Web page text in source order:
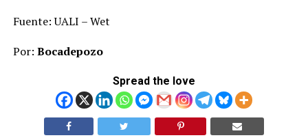
Fuente: UALI – Wet
Por: Bocadepozo
Spread the love